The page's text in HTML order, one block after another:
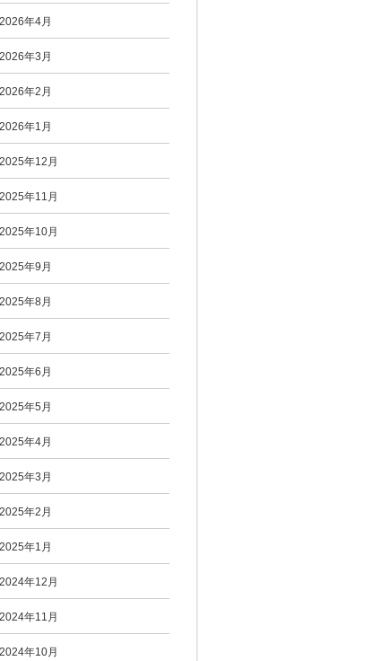
2026年4月
2026年3月
2026年2月
2026年1月
2025年12月
2025年11月
2025年10月
2025年9月
2025年8月
2025年7月
2025年6月
2025年5月
2025年4月
2025年3月
2025年2月
2025年1月
2024年12月
2024年11月
2024年10月